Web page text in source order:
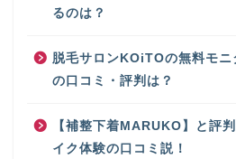
るのは？
脱毛サロンKOiTOの無料モ
の口コミ・評判は？
【補整下着MARUKO】と評
イク体験の口コミ説！